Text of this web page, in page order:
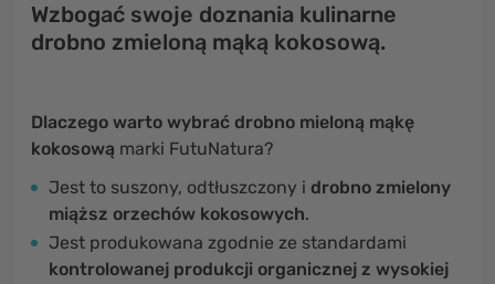
Wzbogać swoje doznania kulinarne
drobno zmieloną mąką kokosową.
Dlaczego warto wybrać drobno mieloną mąkę
kokosową marki FutuNatura?
Jest to suszony, odtłuszczony i drobno zmielony
miąższ orzechów kokosowych.
Jest produkowana zgodnie ze standardami
kontrolowanej produkcji organicznej z wysokiej